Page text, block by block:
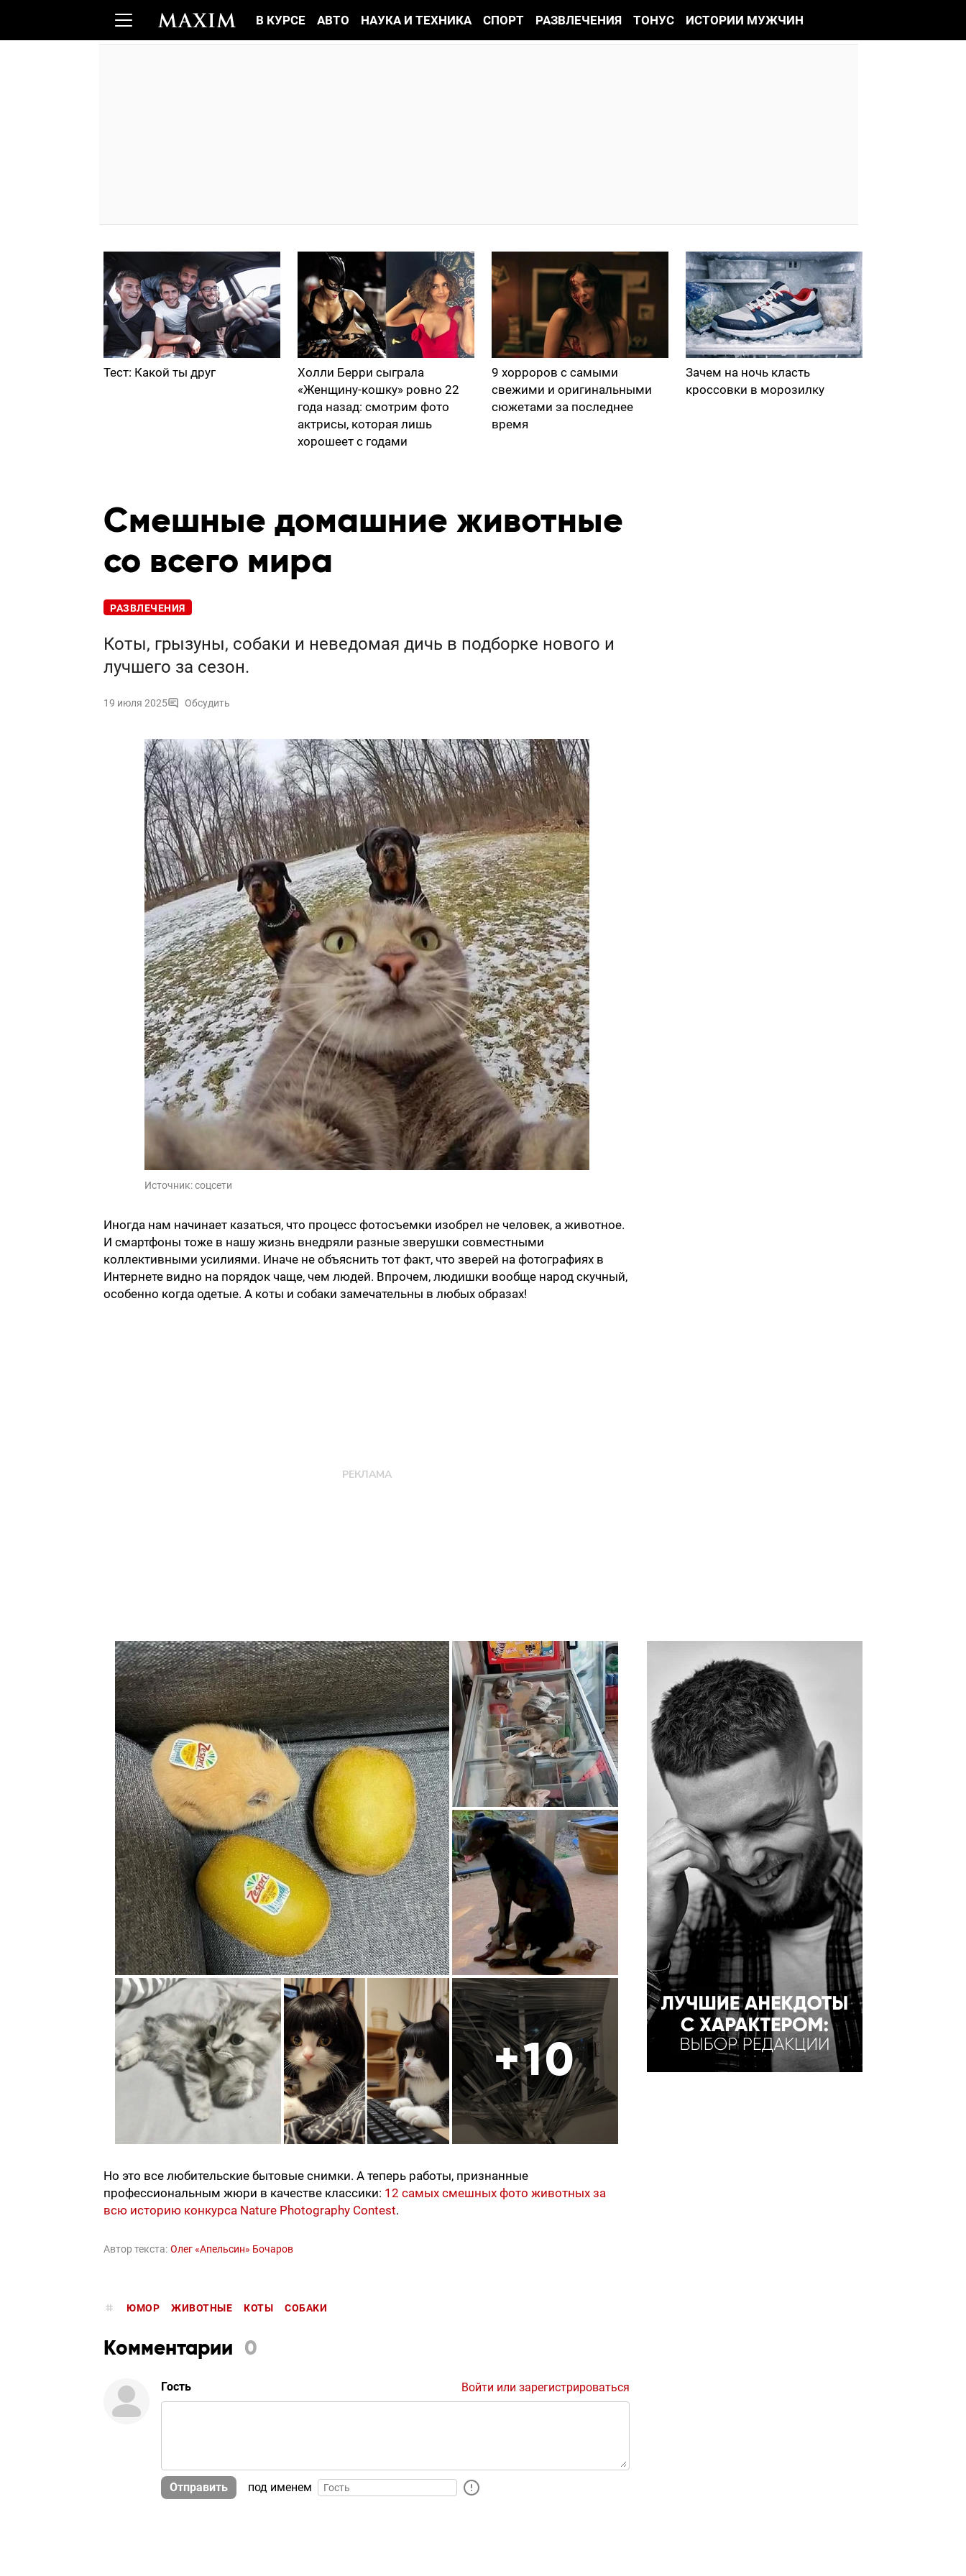
В КУРСЕ АВТО НАУКА И ТЕХНИКА СПОРТ РАЗВЛЕЧЕНИЯ ТОНУС ИСТОРИИ МУЖЧИН
Тест: Какой ты друг
Холли Берри сыграла
«Женщину-кошку» ровно 22
года назад: смотрим фото
актрисы, которая лишь
хорошеет с годами
9 хорроров с самыми
свежими и оригинальными
сюжетами за последнее
время
Зачем на ночь класть
кроссовки в морозилку
Смешные домашние животные
со всего мира
РАЗВЛЕЧЕНИЯ
Коты, грызуны, собаки и неведомая дичь в подборке нового и
лучшего за сезон.
19 июля 2025 Обсудить
Источник:соцсети
Иногда нам начинает казаться, что процесс фотосъемки изобрел не человек, а животное.
И смартфоны тоже в нашу жизнь внедряли разные зверушки совместными
коллективными усилиями. Иначе не объяснить тот факт, что зверей на фотографиях в
Интернете видно на порядок чаще, чем людей. Впрочем, людишки вообще народ скучный,
особенно когда одетые. А коты и собаки замечательны в любых образах!
+10
Но это все любительские бытовые снимки. А теперь работы, признанные
профессиональным жюри в качестве классики: 12 самых смешных фото животных за
всю историю конкурса Nature Photography Contest.
Автор текста: Олег «Апельсин» Бочаров
ЮМОР ЖИВОТНЫЕ КОТЫ СОБАКИ
Комментарии 0
Гость Войти или зарегистрироваться
Отправить под именем